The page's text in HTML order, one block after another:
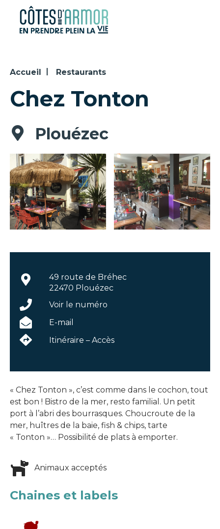
Panneau de gestion des cookies
Accueil Restaurants
Chez Tonton
Plouézec
« Chez Tonton », c’est comme dans le cochon, tout
est bon ! Bistro de la mer, resto familial. Un petit
port à l’abri des bourrasques. Choucroute de la
mer, huîtres de la baie, fish & chips, tarte
« Tonton »… Possibilité de plats à emporter.
Animaux acceptés
Chaines et labels
49 route de Bréhec
22470 Plouézec
Voir le numéro
E-mail
Itinéraire – Accès